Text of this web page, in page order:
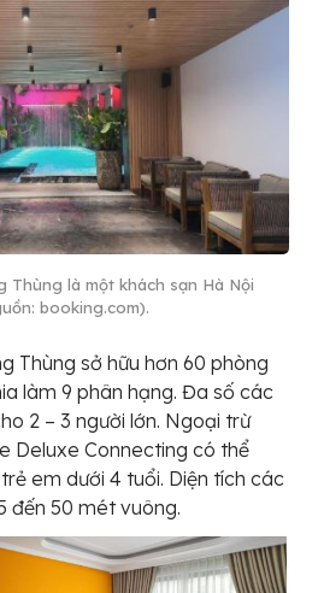
Thùng là một khách sạn Hà Nội
booking.com).
Thùng sở hữu hơn 60 phòng
làm 9 phân hạng. Đa số các
2 – 3 người lớn. Ngoại trừ
Deluxe Connecting có thể
em dưới 4 tuổi. Diện tích các
đến 50 mét vuông.